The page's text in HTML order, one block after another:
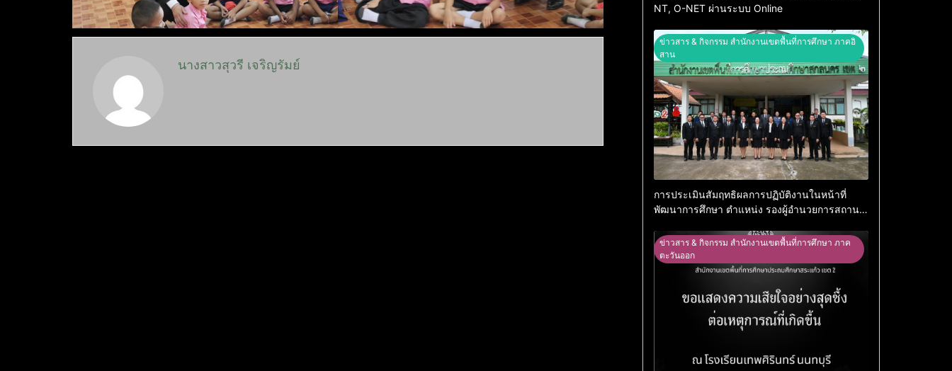
นางสาวสุวรี เจริญรัมย์
NT, O-NET ผ่านระบบ Online
ข่าวสาร & กิจกรรม สำนักงานเขตพื้นที่การศึกษา ภาคอิ
สาน
การประเมินสัมฤทธิผลการปฏิบัติงานในหน้าที่
พัฒนาการศึกษา ตำแหน่ง รองผู้อำนวยการสถาน
ข่าวสาร & กิจกรรม สำนักงานเขตพื้นที่การศึกษา ภาค
ตะวันออก